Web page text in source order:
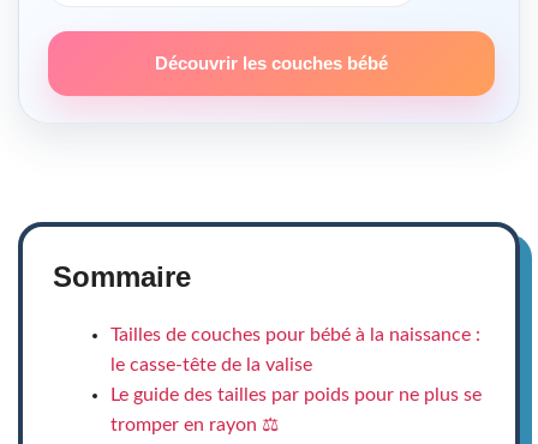
Découvrir les couches bébé
Sommaire
Tailles de couches pour bébé à la naissance :
le casse-tête de la valise
Le guide des tailles par poids pour ne plus se
tromper en rayon ⚖️